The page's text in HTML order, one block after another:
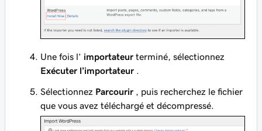
Une fois l’ importateur terminé, sélectionnez
Exécuter l’importateur .
Sélectionnez Parcourir , puis recherchez le fichier
que vous avez téléchargé et décompressé.